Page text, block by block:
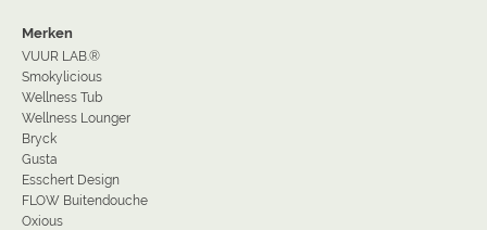
Merken
VUUR LAB.®
Smokylicious
Wellness Tub
Wellness Lounger
Bryck
Gusta
Esschert Design
FLOW Buitendouche
Oxious